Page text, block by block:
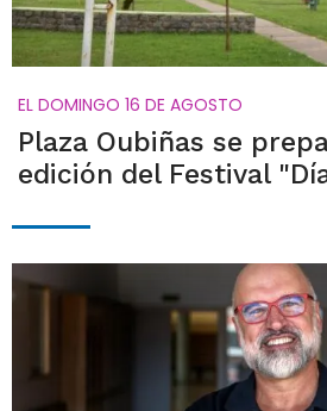
EL DOMINGO 16 DE AGOSTO
Plaza Oubiñas se
edición del Festival